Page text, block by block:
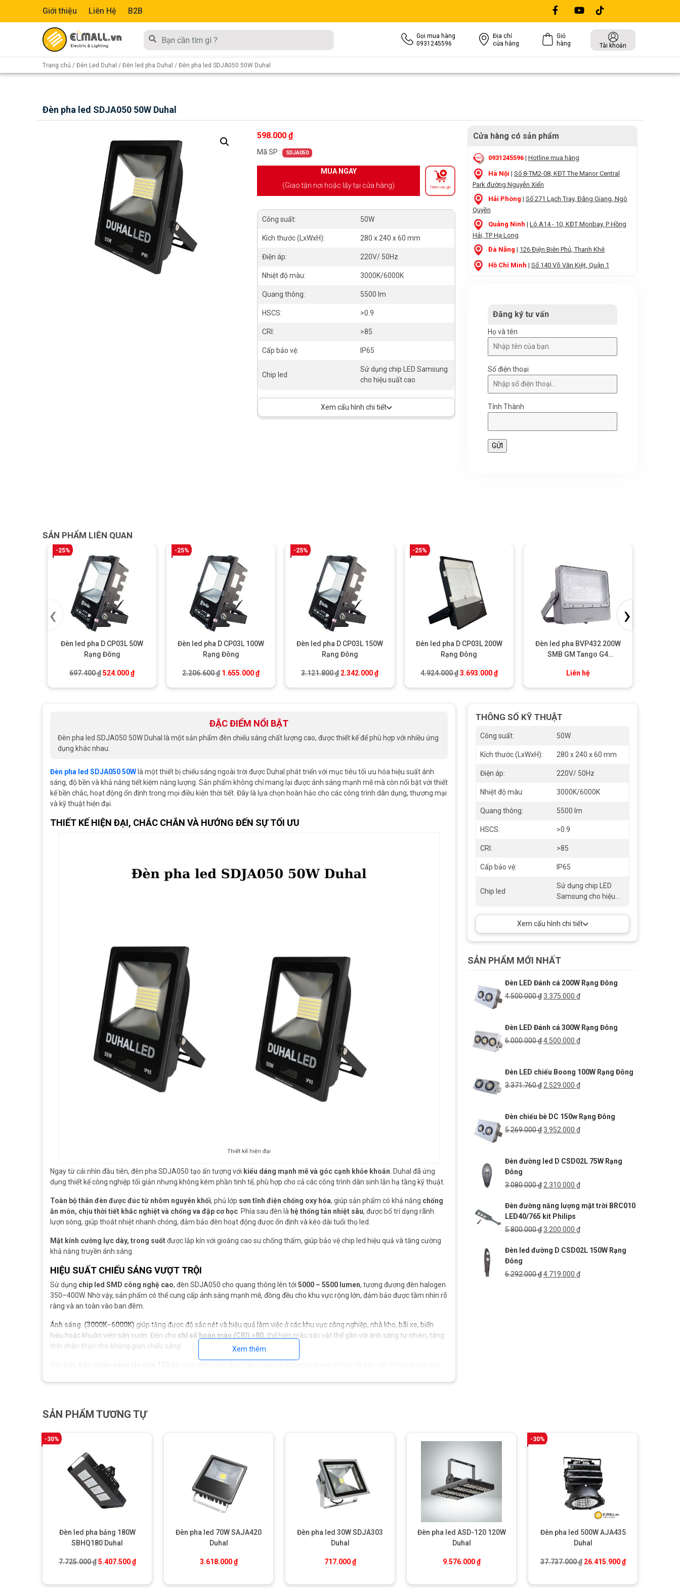
Giới thiệu Liên Hệ B2B
Gọi mua hàng
0931245596
Địa chỉ
cửa hàng
Giỏ
hàng
Tài khoản
Trang chủ / Đèn Led Duhal / Đèn led pha Duhal / Đèn pha led SDJA050 50W Duhal
Đèn pha led SDJA050 50W Duhal
598.000₫
Mã SP : SDJA050
MUA NGAY
(Giao tận nơi hoặc lấy tại cửa hàng)
Thêm vào giỏ
Công suất: 50W
Kích thước (LxWxH): 280 x 240 x 60 mm
Điện áp: 220V/ 50Hz
Nhiệt độ màu: 3000K/6000K
Quang thông: 5500 lm
HSCS: >0.9
CRI: >85
Cấp bảo vệ: IP65
Chip led
Sử dụng chip LED Samsung
cho hiệu suất cao
Xem cấu hình chi tiết
Cửa hàng có sản phẩm
0931245596 | Hotline mua hàng
Hà Nội | Số 8-TM2-08, KĐT The Manor Central
Park đường Nguyễn Xiển
Hải Phòng | Số 271 Lạch Tray, Đằng Giang, Ngô
Quyền
Quảng Ninh | Lô A14 - 10, KĐT Monbay, P Hồng
Hải, TP Hạ Long
Đà Nẵng | 126 Điện Biên Phủ, Thanh Khê
Hồ Chí Minh | Số 140 Võ Văn Kiệt, Quận 1
Đăng ký tư vấn
Họ và tên
Số điện thoại
Tỉnh Thành
SẢN PHẨM LIÊN QUAN
-25%
Đèn led pha D CP03L 50W
Rạng Đông
697.400₫Giá gốc là: 697.400 ₫.
524.000₫Giá hiện tại là: 524.000 ₫.
-25%
Đèn led pha D CP03L 100W
Rạng Đông
2.206.600₫ Giá gốc là: 2.206.600 ₫.
1.655.000₫Giá hiện tại là: 1.655.000 ₫.
-25%
Đèn led pha D CP03L 150W
Rạng Đông
3.121.800₫ Giá gốc là: 3.121.800 ₫.
2.342.000₫Giá hiện tại là: 2.342.000 ₫.
-25%
Đèn led pha D CP03L 200W
Rạng Đông
4.924.000₫ Giá gốc là: 4.924.000 ₫.
3.693.000₫Giá hiện tại là: 3.693.000 ₫.
Đèn led pha BVP432 200W
SMB GM Tango G4
Liên hệ
‹ ›
ĐẶC ĐIỂM NỔI BẬT
Đèn pha led SDJA050 50W Duhal là một sản phẩm đèn chiếu sáng chất lượng cao, được thiết kế để phù hợp với nhiều ứng
dụng khác nhau.
Đèn pha led SDJA050 50W là một thiết bị chiếu sáng ngoài trời được Duhal phát triển với mục tiêu tối ưu hóa hiệu suất ánh
sáng, độ bền và khả năng tiết kiệm năng lượng. Sản phẩm không chỉ mang lại được ánh sáng mạnh mẽ mà còn nổi bật với thiết
kế bền chắc, hoạt động ổn định trong mọi điều kiện thời tiết. Đây là lựa chọn hoàn hảo cho các công trình dân dụng, thương mại
và kỹ thuật hiện đại.
THIẾT KẾ HIỆN ĐẠI, CHẮC CHẮN VÀ HƯỚNG ĐẾN SỰ TỐI ƯU
Thiết kế hiện đại
Ngay từ cái nhìn đầu tiên, đèn pha SDJA050 tạo ấn tượng với kiểu dáng mạnh mẽ và góc cạnh khỏe khoắn. Duhal đã ứng
dụng thiết kế công nghiệp tối giản nhưng không kém phần tinh tế, phù hợp cho cả các công trình dân sinh lẫn hạ tầng kỹ thuật.
Toàn bộ thân đèn được đúc từ nhôm nguyên khối, phủ lớp sơn tĩnh điện chống oxy hóa, giúp sản phẩm có khả năng chống
ăn mòn, chịu thời tiết khắc nghiệt và chống va đập cơ học. Phía sau đèn là hệ thống tản nhiệt sâu, được bố trí dạng rãnh
lượn sóng, giúp thoát nhiệt nhanh chóng, đảm bảo đèn hoạt động được ổn định và kéo dài tuổi thọ led.
Mặt kính cường lực dày, trong suốtđược lắp kín với gioăng cao su chống thấm, giúp bảo vệ chip led hiệu quả và tăng cường
khả năng truyền ánh sáng.
HIỆU SUẤT CHIẾU SÁNG VƯỢT TRỘI
Sử dụng chip led SMD công nghệ cao, đèn SDJA050 cho quang thông lên tới 5000 – 5500 lumen, tương đương đèn halogen
350–400W. Nhờ vậy, sản phẩm có thể cung cấp ánh sáng mạnh mẽ, đồng đều cho khu vực rộng lớn, đảm bảo được tầm nhìn rõ
ràng và an toàn vào ban đêm.
Ánh sáng (3000K–6000K) giúp tăng được độ sắc nét và hiệu quả làm việc ở các khu vực công nghiệp, nhà kho, bãi xe, biển
hiệu hoặc khuôn viên sân vườn. Đèn cho chỉ số hoàn màu (CRI) >80, thể hiện màu sắc vật thể gần với ánh sáng tự nhiên, tăng
tính chân thực cho không gian chiếu sáng.
Xem thêm
THÔNG SỐ KỸ THUẬT
Công suất: 50W
Kích thước (LxWxH): 280 x 240 x 60 mm
Điện áp: 220V/ 50Hz
Nhiệt độ màu: 3000K/6000K
Quang thông: 5500 lm
HSCS: >0.9
CRI: >85
Cấp bảo vệ: IP65
Chip led
Sử dụng chip LED
Samsung cho hiệu
Xem cấu hình chi tiết
SẢN PHẨM MỚI NHẤT
Đèn LED Đánh cá 200W Rạng Đông
4.500.000₫Giá
4.500.000 ₫.
3.375.000 ₫Giá
là:
3.375.000 ₫.
Đèn LED Đánh cá 300W Rạng Đông
6.000.000₫Giá
6.000.000 ₫.
4.500.000 ₫Giá
là:
4.500.000 ₫.
Đèn LED chiếu Boong 100W Rạng Đông
3.371.760₫ Giá
3.371.760 ₫.
2.529.000 ₫Giá
là:
2.529.000 ₫.
Đèn chiếu bè DC 150w Rạng Đông
5.269.000₫Giá
5.269.000 ₫.
3.952.000 ₫Giá
là:
Đèn đường led D CSD02L 75W Rạng
Đông
3.080.000₫ Giá
là:
3.080.000 ₫.
2.310.000 ₫Giá
tại
2.310.000 ₫.
Đèn đường năng lượng mặt trời BRC010
LED40/765 kit Philips
5.800.000₫Giá
là:
3.200.000 ₫Giá
tại
3.200.000 ₫.
Đèn led đường D CSD02L 150W Rạng
Đông
6.292.000₫Giá
4.719.000 ₫Giá
SẢN PHẨM TƯƠNG TỰ
-30%
Đèn led pha bảng 180W
SBHQ180 Duhal
7.725.000₫ Giá gốc là: 7.725.000 ₫.
5.407.500₫Giá hiện tại là: 5.407.500 ₫.
Đèn pha led 70W SAJA420
Duhal
3.618.000₫
Đèn pha led 30W SDJA303
Duhal
717.000₫
Đèn pha led ASD-120 120W
Duhal
9.576.000₫
-30%
Đèn pha led 500W AJA435
Duhal
37.737.000₫ Giá gốc là: 37.737.000 ₫.
26.415.900₫Giá hiện tại là: